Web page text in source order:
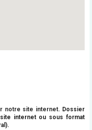
notre site internet. Dossier
site internet ou sous format